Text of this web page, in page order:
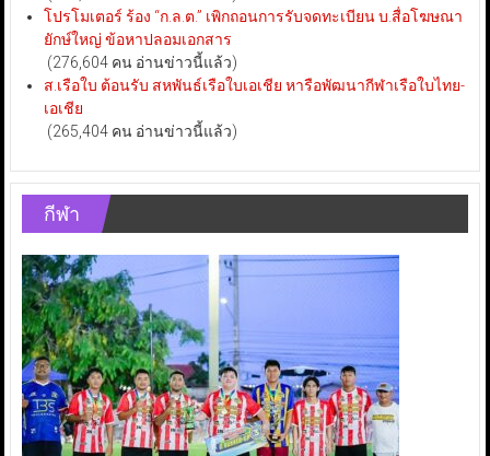
โปรโมเตอร์ ร้อง “ก.ล.ต.” เพิกถอนการรับจดทะเบียน บ.สื่อโฆษณา
ยักษ์ใหญ่ ข้อหาปลอมเอกสาร
(276,604 คน อ่านข่าวนี้แล้ว)
ส.เรือใบ ต้อนรับ สหพันธ์เรือใบเอเชีย หารือพัฒนากีฬาเรือใบไทย-
เอเชีย
(265,404 คน อ่านข่าวนี้แล้ว)
กีฬา